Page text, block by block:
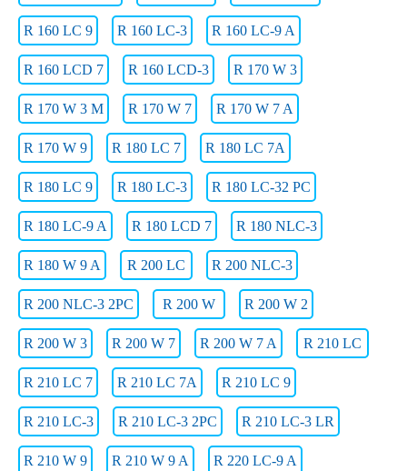
R 160 LC 9 R 160 LC-3 R 160 LC-9 A
R 160 LCD 7 R 160 LCD-3 R 170 W 3
R 170 W 3 M R 170 W 7 R 170 W 7 A
R 170 W 9 R 180 LC 7 R 180 LC 7A
R 180 LC 9 R 180 LC-3 R 180 LC-32 PC
R 180 LC-9 A R 180 LCD 7 R 180 NLC-3
R 180 W 9 A R 200 LC R 200 NLC-3
R 200 NLC-3 2PC R 200 W R 200 W 2
R 200 W 3 R 200 W 7 R 200 W 7 A R 210 LC
R 210 LC 7 R 210 LC 7A R 210 LC 9
R 210 LC-3 R 210 LC-3 2PC R 210 LC-3 LR
R 210 W 9 R 210 W 9 A R 220 LC-9 A